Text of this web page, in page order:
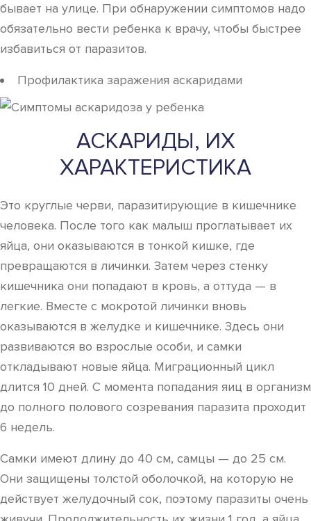
бывает на улице. При обнаружении симптомов надо
обязательно вести ребенка к врачу, чтобы быстрее
избавиться от паразитов.
Профилактика заражения аскаридами
АСКАРИДЫ, ИХ
ХАРАКТЕРИСТИКА
Это круглые черви, паразитирующие в кишечнике
человека. После того как малыш проглатывает их
яйца, они оказываются в тонкой кишке, где
превращаются в личинки. Затем через стенку
кишечника они попадают в кровь, а оттуда — в
легкие. Вместе с мокротой личинки вновь
оказываются в желудке и кишечнике. Здесь они
развиваются во взрослые особи, и самки
откладывают новые яйца. Миграционный цикл
длится 10 дней. С момента попадания яиц в организм
до полного полового созревания паразита проходит
6 недель.
Самки имеют длину до 40 см, самцы — до 25 см.
Они защищены толстой оболочкой, на которую не
действует желудочный сок, поэтому паразиты очень